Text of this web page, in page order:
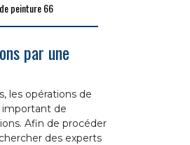
peinture 66
par une
les opérations de
important de
Afin de procéder
des experts